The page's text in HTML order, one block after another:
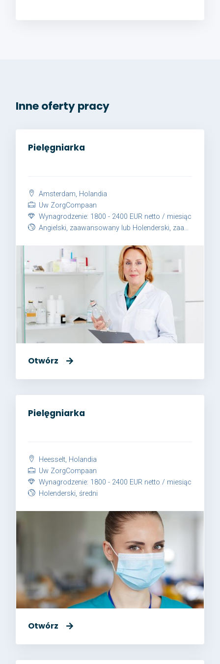
Inne oferty pracy
Pielęgniarka
Amsterdam, Holandia
Uw ZorgCompaan
Wynagrodzenie: 1800 - 2400 EUR netto / miesiąc
Angielski, zaawansowany lub Holenderski, zaawansowany
Otwórz
Pielęgniarka
Heesselt, Holandia
Uw ZorgCompaan
Wynagrodzenie: 1800 - 2400 EUR netto / miesiąc
Holenderski, średni
Otwórz